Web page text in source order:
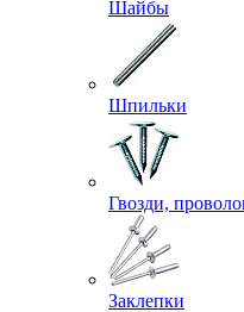
Шайбы
Шпильки
Гвозди,
Заклепки